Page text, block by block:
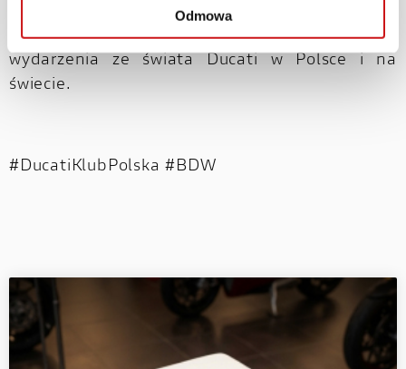
Odmowa
Serdecznie zapraszamy również do
eventów, gdzie publikujemy najważniejsze
wydarzenia ze świata Ducati w Polsce i na
świecie.
#DucatiKlubPolska #BDW